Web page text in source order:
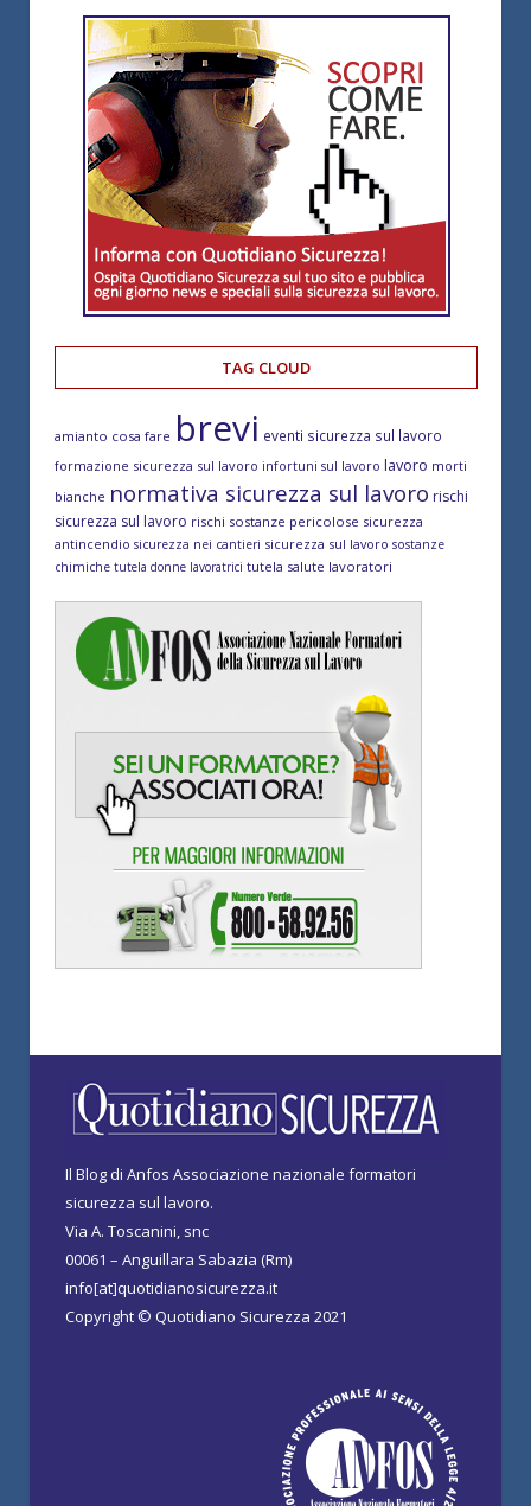
TAG CLOUD
amianto cosa fare brevi eventi sicurezza sul lavoro
formazione sicurezza sul lavoro infortuni sul lavoro lavoro morti
bianche normativa sicurezza sul lavoro rischi
sicurezza sul lavoro rischi sostanze pericolose sicurezza
antincendio sicurezza nei cantieri sicurezza sul lavoro sostanze
chimiche tutela donne lavoratrici tutela salute lavoratori
Il Blog di Anfos Associazione nazionale formatori
sicurezza sul lavoro.
Via A. Toscanini, snc
00061 – Anguillara Sabazia (Rm)
info[at]quotidianosicurezza.it
Copyright © Quotidiano Sicurezza 2021